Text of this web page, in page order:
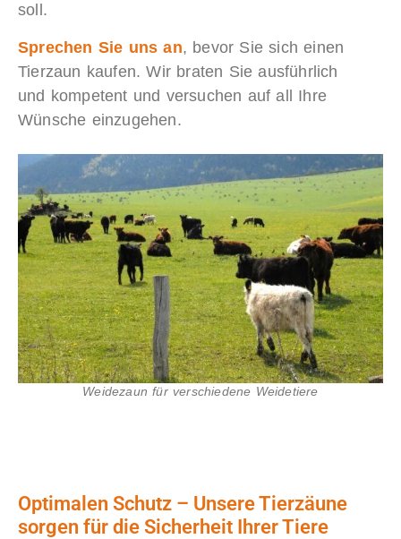
soll.
Sprechen Sie uns an, bevor Sie sich einen
Tierzaun kaufen. Wir braten Sie ausführlich
und kompetent und versuchen auf all Ihre
Wünsche einzugehen.
Weidezaun für verschiedene Weidetiere
Optimalen Schutz – Unsere Tierzäune
sorgen für die Sicherheit Ihrer Tiere